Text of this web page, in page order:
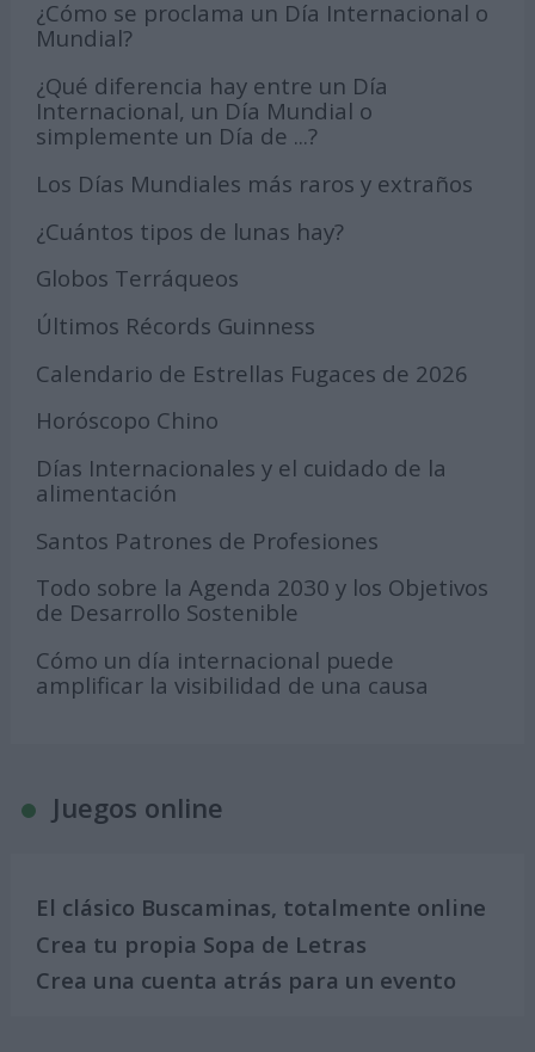
¿Cómo se proclama un Día Internacional o
Mundial?
¿Qué diferencia hay entre un Día
Internacional, un Día Mundial o
simplemente un Día de ...?
Los Días Mundiales más raros y extraños
¿Cuántos tipos de lunas hay?
Globos Terráqueos
Últimos Récords Guinness
Calendario de Estrellas Fugaces de 2026
Horóscopo Chino
Días Internacionales y el cuidado de la
alimentación
Santos Patrones de Profesiones
Todo sobre la Agenda 2030 y los Objetivos
de Desarrollo Sostenible
Cómo un día internacional puede
amplificar la visibilidad de una causa
Juegos online
El clásico Buscaminas, totalmente online
Crea tu propia Sopa de Letras
Crea una cuenta atrás para un evento